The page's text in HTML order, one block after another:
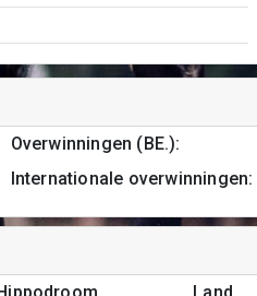
Overwinningen (BE.):
Internationale overwinningen: